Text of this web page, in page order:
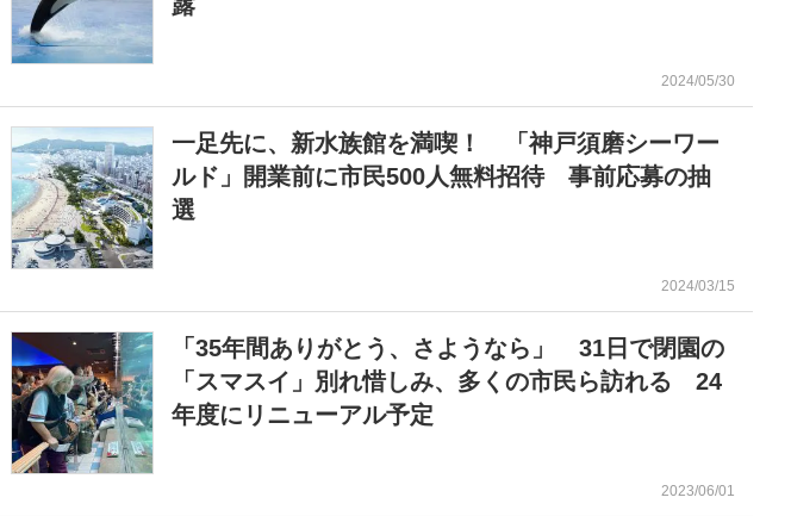
2024/05/30
一足先に、新水族館を満喫！ 「神戸須磨シーワー
ルド」開業前に市民500人無料招待 事前応募の抽
選
2024/03/15
「35年間ありがとう、さようなら」 31日で閉園の
「スマスイ」別れ惜しみ、多くの市民ら訪れる 24
年度にリニューアル予定
2023/06/01